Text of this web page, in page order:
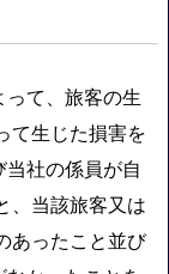
て、旅客の生
生じた損害を
社の係員が自
、当該旅客又は
あったこと並び